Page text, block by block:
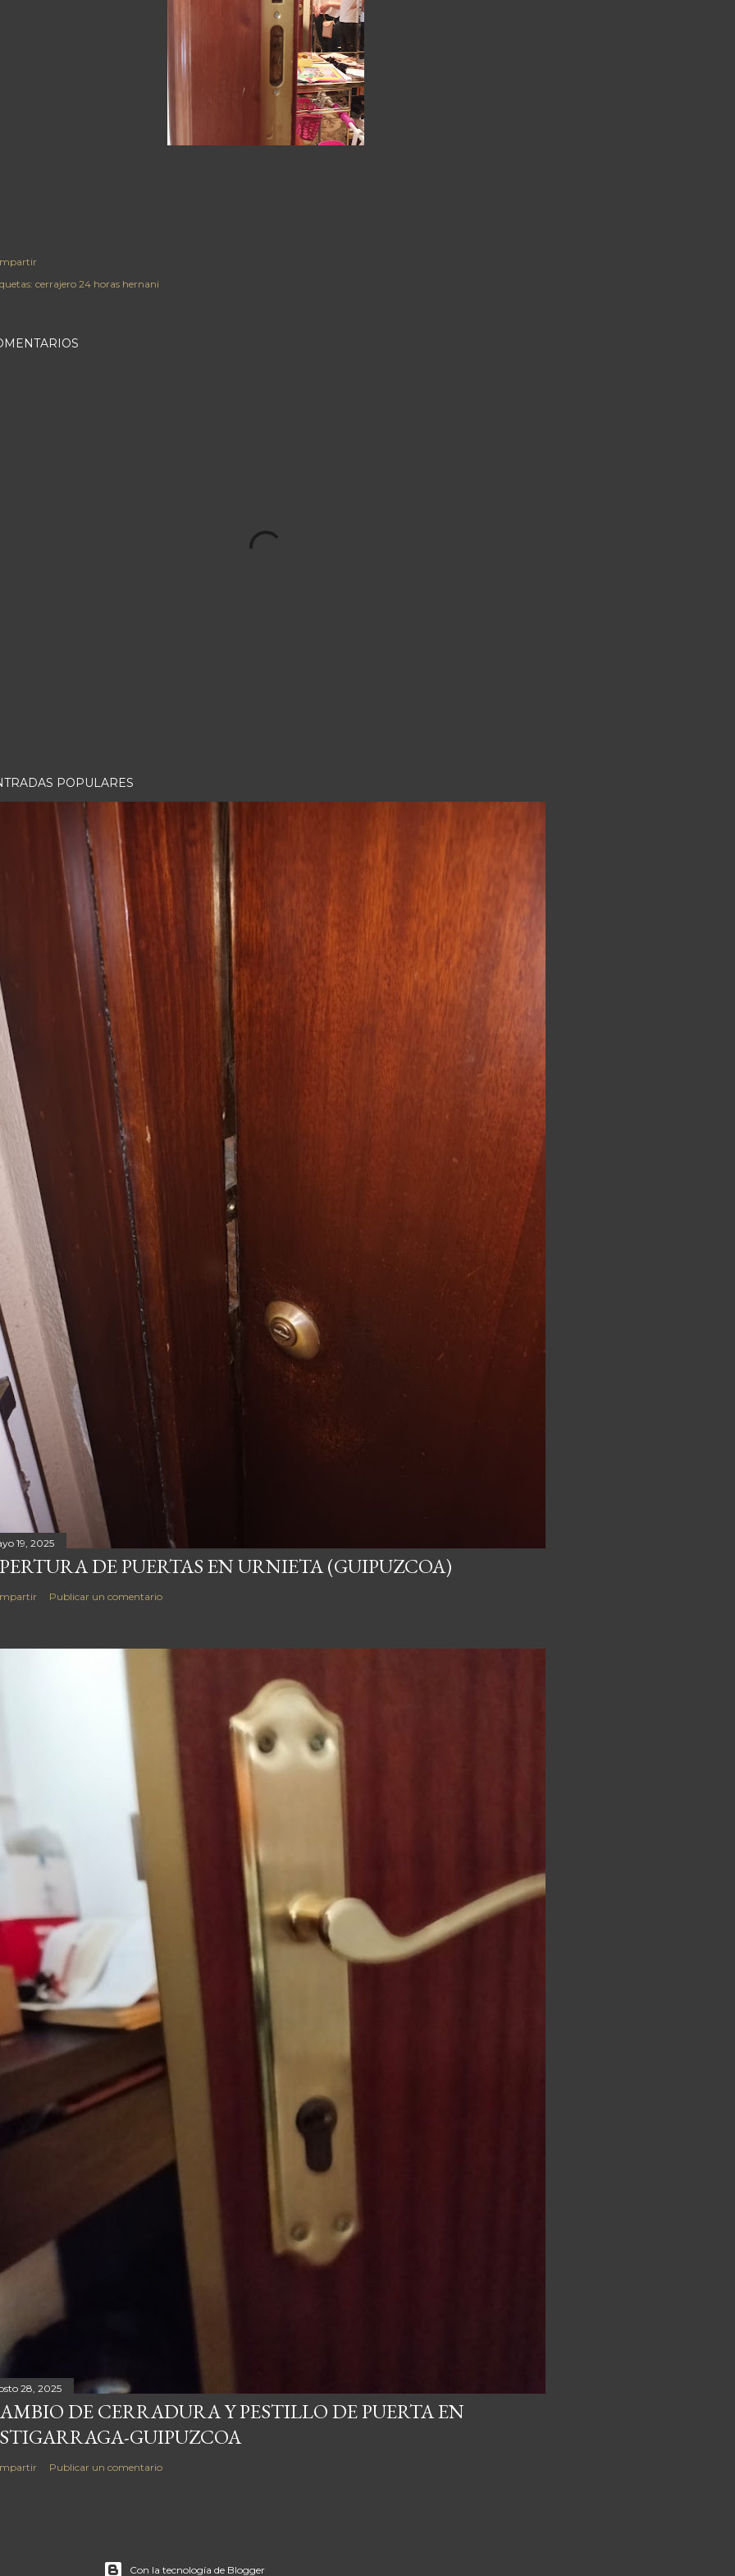
cerrajero 24 horas hernani
POPULARES
19, 2025
DE PUERTAS EN URNIETA (GUIPUZCOA)
Publicar un comentario
28, 2025
DE CERRADURA Y PESTILLO DE PUERTA EN
GUIPUZCOA
Publicar un comentario
Con la tecnología de Blogger